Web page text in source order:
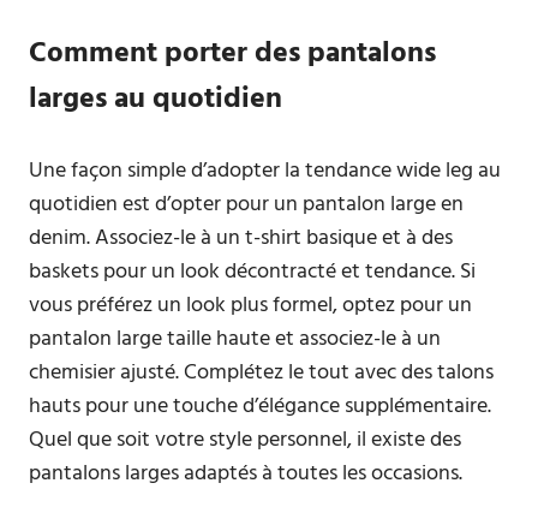
Comment porter des pantalons
larges au quotidien
Une façon simple d’adopter la tendance wide leg au
quotidien est d’opter pour un pantalon large en
denim. Associez-le à un t-shirt basique et à des
baskets pour un look décontracté et tendance. Si
vous préférez un look plus formel, optez pour un
pantalon large taille haute et associez-le à un
chemisier ajusté. Complétez le tout avec des talons
hauts pour une touche d’élégance supplémentaire.
Quel que soit votre style personnel, il existe des
pantalons larges adaptés à toutes les occasions.